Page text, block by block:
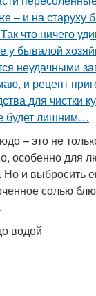
– это не
особенно для
и выбросить
солью
водой